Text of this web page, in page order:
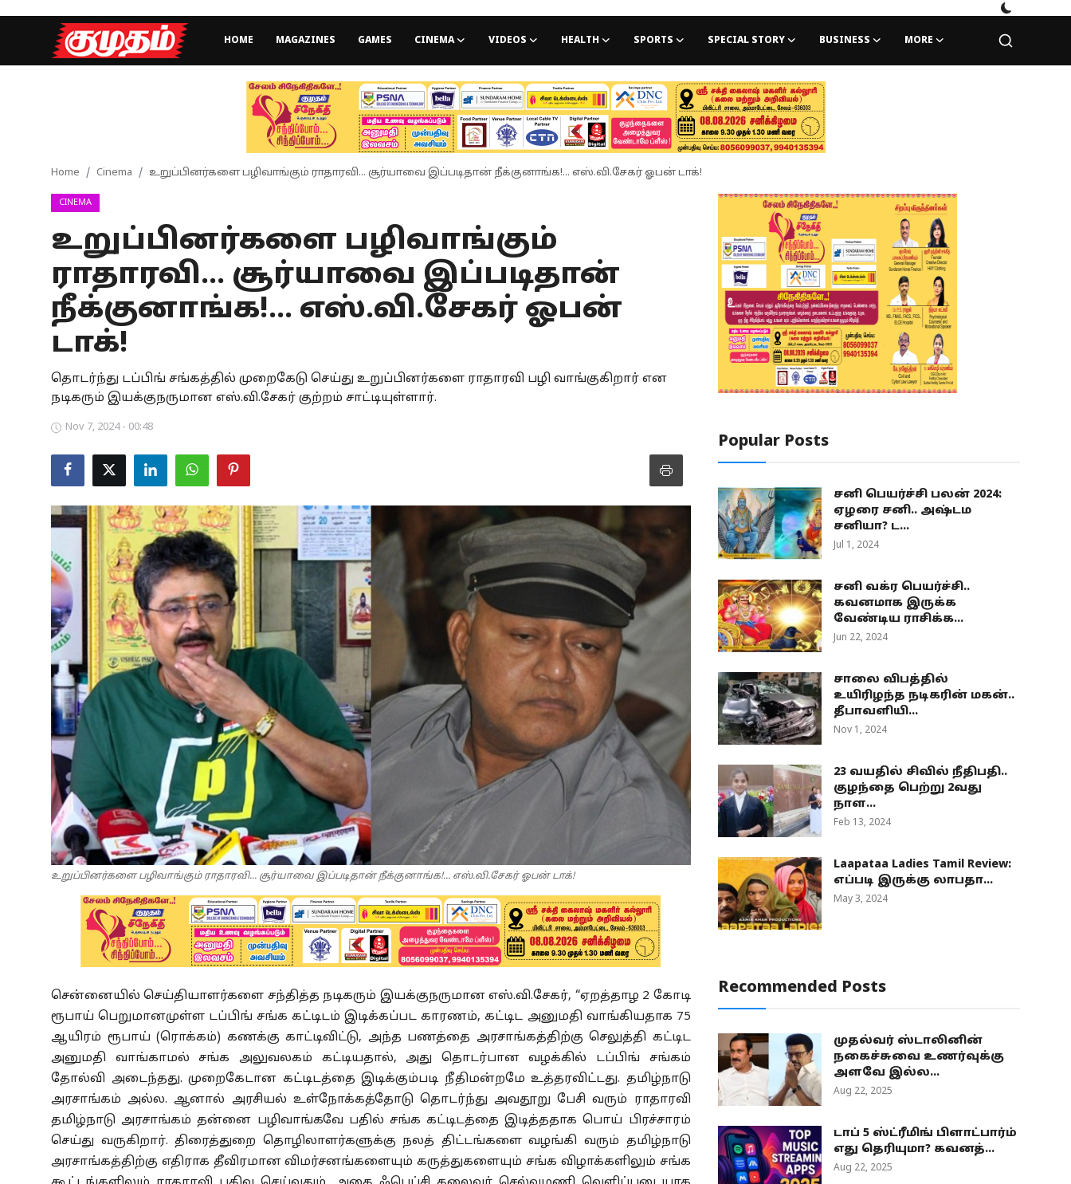
HOME MAGAZINES GAMES CINEMA VIDEOS HEALTH SPORTS SPECIAL STORY BUSINESS MORE
Games
Special Story
Business
Tamilnadu
National
Astrology
Spirituality
Weather
Politics
Home Cinema உறுப்பினர்களை பழிவாங்கும் ராதாரவி... சூர்யாவை இப்படிதான் நீக்குனாங்க!... எஸ்.வி.சேகர் ஓபன் டாக்!
CINEMA
உறுப்பினர்களை பழிவாங்கும்
ராதாரவி... சூர்யாவை இப்படிதான்
நீக்குனாங்க!... எஸ்.வி.சேகர் ஓபன்
டாக்!
தொடர்ந்து டப்பிங் சங்கத்தில் முறைகேடு செய்து உறுப்பினர்களை ராதாரவி பழி வாங்குகிறார் என
நடிகரும் இயக்குநருமான எஸ்.வி.சேகர் குற்றம் சாட்டியுள்ளார்.
Nov 7, 2024 - 00:48
உறுப்பினர்களை பழிவாங்கும் ராதாரவி... சூர்யாவை இப்படிதான் நீக்குனாங்க!... எஸ்.வி.சேகர் ஓபன் டாக்!
சென்னையில் செய்தியாளர்களை சந்தித்த நடிகரும் இயக்குநருமான எஸ்.வி.சேகர், “ஏறத்தாழ 2 கோடி
ரூபாய் பெறுமானமுள்ள டப்பிங் சங்க கட்டிடம் இடிக்கப்பட காரணம், கட்டிட அனுமதி வாங்கியதாக 75
ஆயிரம் ரூபாய் (ரொக்கம்) கணக்கு காட்டிவிட்டு, அந்த பணத்தை அரசாங்கத்திற்கு செலுத்தி கட்டிட
அனுமதி வாங்காமல் சங்க அலுவலகம் கட்டியதால், அது தொடர்பான வழக்கில் டப்பிங் சங்கம்
தோல்வி அடைந்தது. முறைகேடான கட்டிடத்தை இடிக்கும்படி நீதிமன்றமே உத்தரவிட்டது. தமிழ்நாடு
அரசாங்கம் அல்ல. ஆனால் அரசியல் உள்நோக்கத்தோடு தொடர்ந்து அவதூறு பேசி வரும் ராதாரவி
தமிழ்நாடு அரசாங்கம் தன்னை பழிவாங்கவே பதில் சங்க கட்டிடத்தை இடித்ததாக பொய் பிரச்சாரம்
செய்து வருகிறார். திரைத்துறை தொழிலாளர்களுக்கு நலத் திட்டங்களை வழங்கி வரும் தமிழ்நாடு
அரசாங்கத்திற்கு எதிராக தீவிரமான விமர்சனங்களையும் கருத்துகளையும் சங்க விழாக்களிலும் சங்க
Popular Posts
சனி பெயர்ச்சி பலன் 2024:
ஏழரை சனி.. அஷ்டம
சனியா? ட...
Jul 1, 2024
சனி வக்ர பெயர்ச்சி..
கவனமாக இருக்க
வேண்டிய ராசிக்க...
Jun 22, 2024
சாலை விபத்தில்
உயிரிழந்த நடிகரின் மகன்..
தீபாவளியி...
Nov 1, 2024
23 வயதில் சிவில் நீதிபதி..
குழந்தை பெற்று 2வது
நாள...
Feb 13, 2024
Laapataa Ladies Tamil Review:
எப்படி இருக்கு லாபதா...
May 3, 2024
Recommended Posts
முதல்வர் ஸ்டாலினின்
நகைச்சுவை உணர்வுக்கு
அளவே இல்ல...
Aug 22, 2025
டாப் 5 ஸ்ட்ரீமிங் பிளாட்பார்ம்
எது தெரியுமா? கவனத்...
Aug 22, 2025